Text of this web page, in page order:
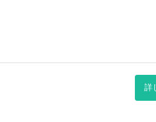
詳